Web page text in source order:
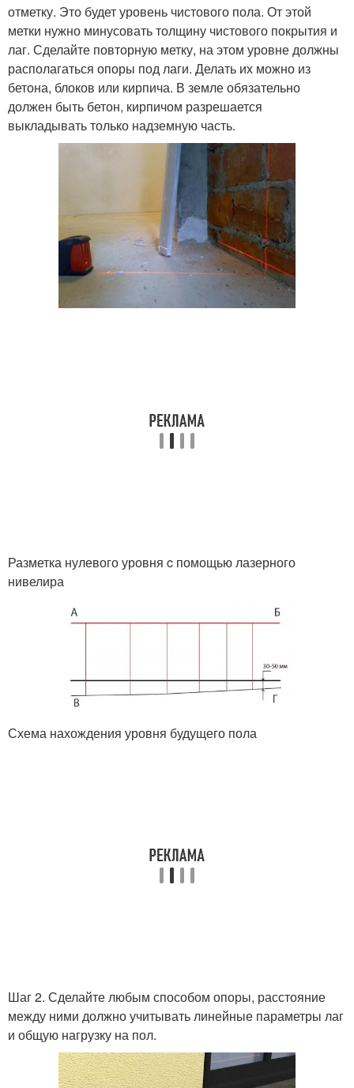
отметку. Это будет уровень чистового пола. От этой
метки нужно минусовать толщину чистового покрытия и
лаг. Сделайте повторную метку, на этом уровне должны
располагаться опоры под лаги. Делать их можно из
бетона, блоков или кирпича. В земле обязательно
должен быть бетон, кирпичом разрешается
выкладывать только надземную часть.
Разметка нулевого уровня c помощью лазерного
нивелира
Схема нахождения уровня будущего пола
Шаг 2. Сделайте любым способом опоры, расстояние
между ними должно учитывать линейные параметры лаг
и общую нагрузку на пол.